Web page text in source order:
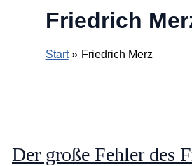
Friedrich
Start Friedrich Merz
Der große Fehler des